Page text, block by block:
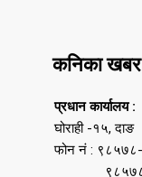
कनिका
प्रधान कार्यालय :
घोराही -१५, दाङ
फोन नं :
९८५७८-